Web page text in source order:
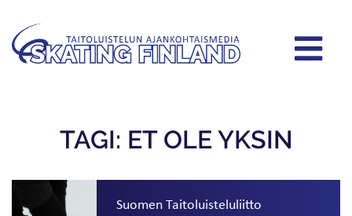
TAGI: ET OLE YKSIN
Suomen Taitoluisteluliitto